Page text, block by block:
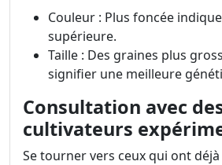
Couleur : Plus foncée
supérieure.
Taille : Des graines plus
signifier une meilleure
Consultation avec
cultivateurs
Se tourner vers ceux qui ont